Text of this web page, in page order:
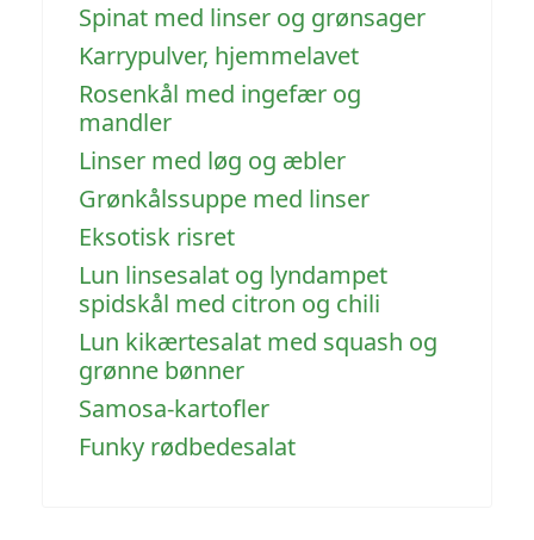
Spinat med linser og grønsager
Karrypulver, hjemmelavet
Rosenkål med ingefær og
mandler
Linser med løg og æbler
Grønkålssuppe med linser
Eksotisk risret
Lun linsesalat og lyndampet
spidskål med citron og chili
Lun kikærtesalat med squash og
grønne bønner
Samosa-kartofler
Funky rødbedesalat